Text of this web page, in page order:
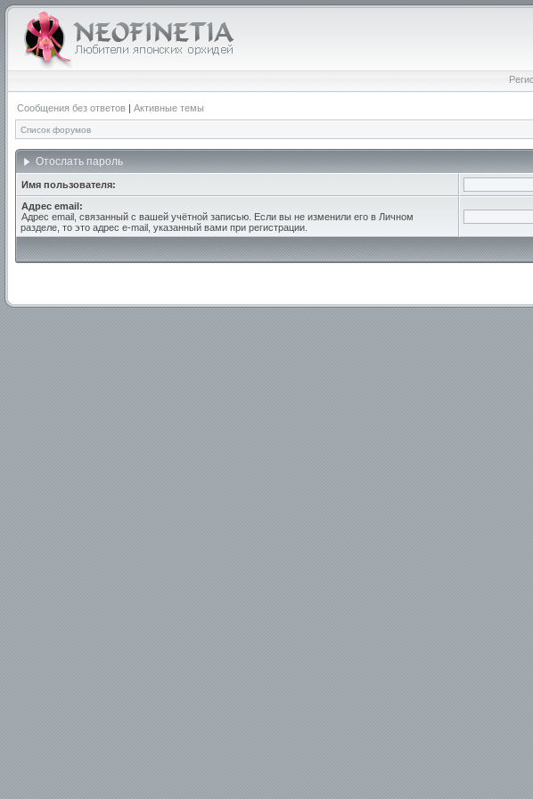
Сообщения без ответов | Активные темы
Список форумов
Отослать пароль
Имя пользователя:
Адрес email:
Адрес email, связанный с вашей учётной записью. Если вы не изменили его в Личном
разделе, то это адрес e-mail, указанный вами при регистрации.